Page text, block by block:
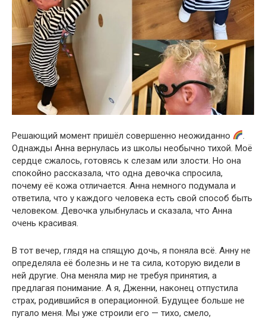
Решающий момент пришёл совершенно неожиданно
.
Однажды Анна вернулась из школы необычно тихой. Моё
сердце сжалось, готовясь к слезам или злости. Но она
спокойно рассказала, что одна девочка спросила,
почему её кожа отличается. Анна немного подумала и
ответила, что у каждого человека есть свой способ быть
человеком. Девочка улыбнулась и сказала, что Анна
очень красивая.
В тот вечер, глядя на спящую дочь, я поняла всё. Анну не
определяла её болезнь и не та сила, которую видели в
ней другие. Она меняла мир не требуя принятия, а
предлагая понимание. А я, Дженни, наконец отпустила
страх, родившийся в операционной. Будущее больше не
пугало меня. Мы уже строили его — тихо, смело,